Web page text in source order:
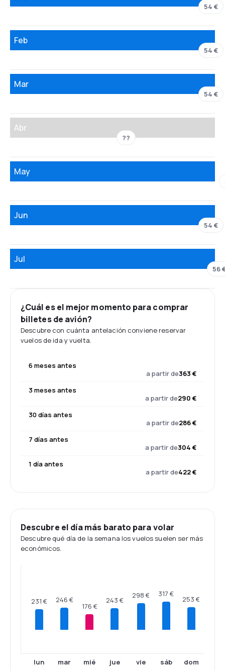
54 €
Feb
54 €
Mar
54 €
Abr
??
May
Jun
54 €
Jul
56
¿Cuál es el mejor momento para comprar
billetes de avión?
Descubre con cuánta antelación conviene reservar
vuelos de ida y vuelta.
6 meses antes
a partir de363 €
3 meses antes
a partir de290 €
30 días antes
a partir de286 €
7 días antes
a partir de304 €
1 día antes
a partir de422 €
Descubre el día más barato para volar
Descubre qué día de la semana los vuelos suelen ser más
económicos.
231 €
lun
246 €
mar
176 €
mié
243 €
jue
298 €
vie
317 €
sáb
253 €
dom